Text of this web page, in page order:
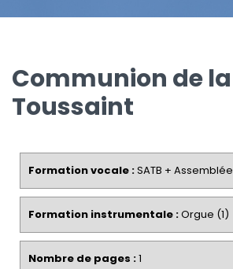
Communion de la
Toussaint
Formation vocale :SATB + Assemblée
Formation instrumentale :Orgue (1)
Nombre de pages :1